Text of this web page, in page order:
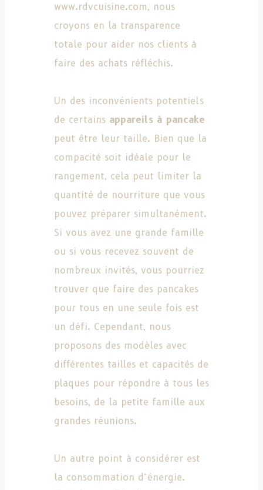
www.rdvcuisine.com, nous
croyons en la transparence
totale pour aider nos clients à
faire des achats réfléchis.
Un des inconvénients potentiels
de certains appareils à pancake
peut être leur taille. Bien que la
compacité soit idéale pour le
rangement, cela peut limiter la
quantité de nourriture que vous
pouvez préparer simultanément.
Si vous avez une grande famille
ou si vous recevez souvent de
nombreux invités, vous pourriez
trouver que faire des pancakes
pour tous en une seule fois est
un défi. Cependant, nous
proposons des modèles avec
différentes tailles et capacités de
plaques pour répondre à tous les
besoins, de la petite famille aux
grandes réunions.
Un autre point à considérer est
la consommation d’énergie.